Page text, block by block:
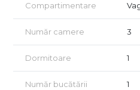
🏡 Caracteristici imobil:
Bucătărie inchisa, cu intrare
preferă gătitul în liniște.
Compartimentare
Număr camere 3
Dormitoare 1
Număr bucătării 1